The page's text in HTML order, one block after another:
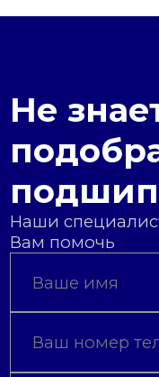
Не
Наши
Вам помочь